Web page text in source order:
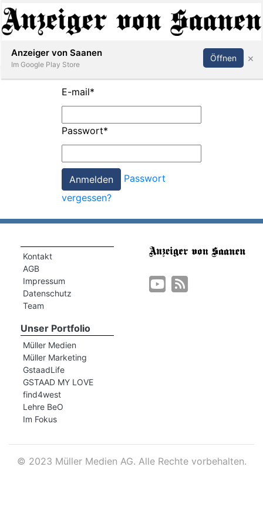
Abonnieren Anmelden
E-mail*
Passwort*
Passwort
vergessen?
Kontakt
AGB
Impressum
Datenschutz
Team
Unser Portfolio
Müller Medien
Müller Marketing
GstaadLife
GSTAAD MY LOVE
find4west
Lehre BeO
Im Fokus
© 2023 Müller Medien AG. Alle Rechte vorbehalten.
Anzeiger von Saanen
Im Google Play Store
Öffnen ×